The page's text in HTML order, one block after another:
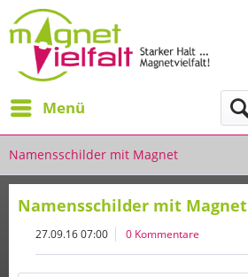
Menü
Namensschilder mit Magnet
Namensschilder mit Magnet
27.09.16 07:00 0 Kommentare